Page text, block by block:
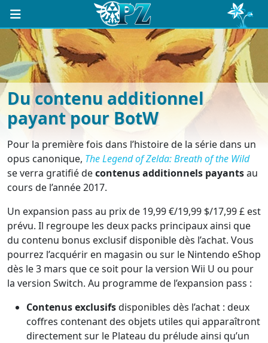
Du contenu additionnel
payant pour BotW
Pour la première fois dans l’histoire de la série dans un
opus canonique, The Legend of Zelda: Breath of the Wild
se verra gratifié decontenus additionnels payantsau
cours de l’année 2017.
Un expansion pass au prix de 19,99 €/19,99 $/17,99 £ est
prévu. Il regroupe les deux packs principaux ainsi que
du contenu bonus exclusif disponible dès l’achat. Vous
pourrez l’acquérir en magasin ou sur le Nintendo eShop
dès le 3 mars que ce soit pour la version Wii U ou pour
la version Switch. Au programme de l’expansion pass :
Contenus exclusifsdisponibles dès l’achat : deux
coffres contenant des objets utiles qui apparaîtront
directement sur le Plateau du prélude ainsi qu’un